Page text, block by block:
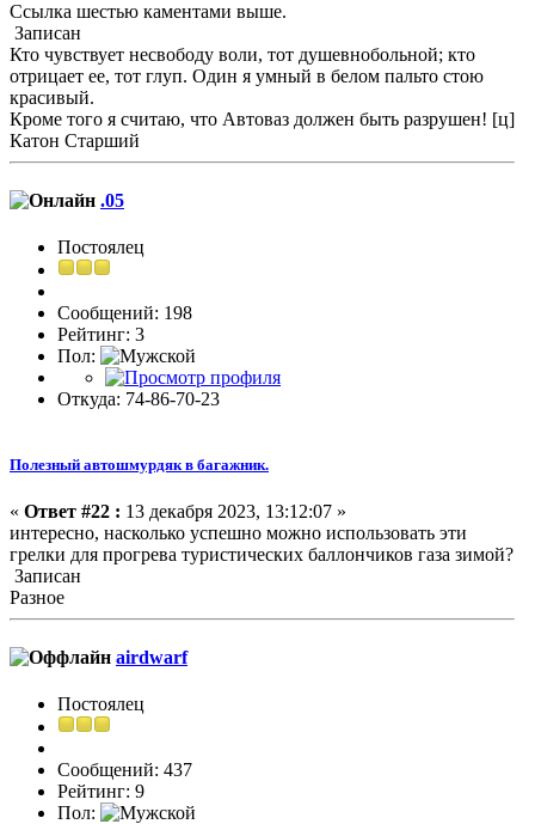
Ссылка шестью каментами выше.
Записан
Кто чувствует несвободу воли, тот душевнобольной; кто
отрицает ее, тот глуп. Один я умный в белом пальто стою
красивый.
Кроме того я считаю, что Автоваз должен быть разрушен! [ц]
Катон Старший
.05
Постоялец
Сообщений: 198
Рейтинг: 3
Пол:
Откуда: 74-86-70-23
Полезный автошмурдяк в багажник.
« Ответ #22 : 13 декабря 2023, 13:12:07 »
интересно, насколько успешно можно использовать эти
грелки для прогрева туристических баллончиков газа зимой?
Записан
Разное
airdwarf
Постоялец
Сообщений: 437
Рейтинг: 9
Пол: